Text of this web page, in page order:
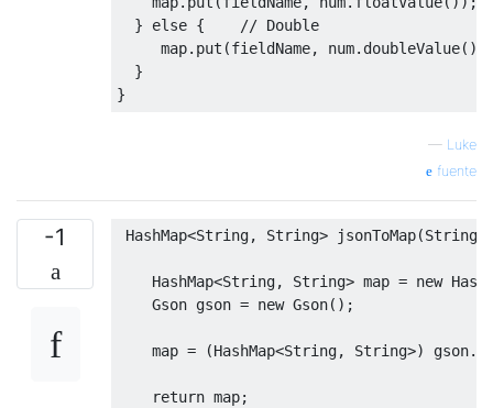
return list;
}
}
else {
// Double
     map
. put (fieldName, num. doubleValue
}
}
— Luke
fuente
-1 HashMap<String, String> jsonToMap(String
HashMap<String, String> map = new
Gson gson = new Gson();
    map
= (HashMap<String, String>) gson.
return map;